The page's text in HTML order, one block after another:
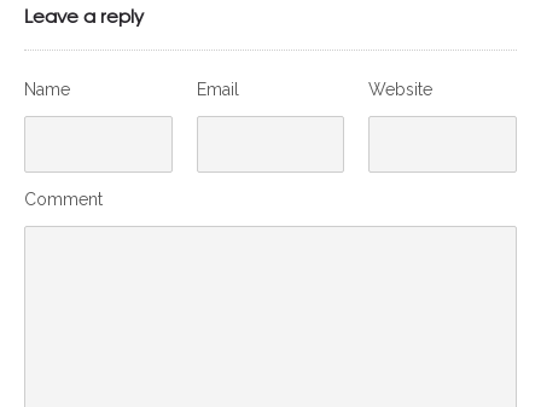
Leave a reply
Name Email Website
Comment